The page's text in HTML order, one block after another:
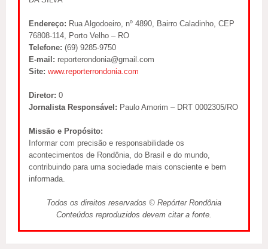
Endereço: Rua Algodoeiro, nº 4890, Bairro Caladinho, CEP
76808-114, Porto Velho – RO
Telefone: (69) 9285-9750
E-mail: reporterondonia@gmail.com
Site: www.reporterrondonia.com
Diretor: 0
Jornalista Responsável: Paulo Amorim – DRT 0002305/RO
Missão e Propósito:
Informar com precisão e responsabilidade os
acontecimentos de Rondônia, do Brasil e do mundo,
contribuindo para uma sociedade mais consciente e bem
informada.
Todos os direitos reservados © Repórter Rondônia
Conteúdos reproduzidos devem citar a fonte.